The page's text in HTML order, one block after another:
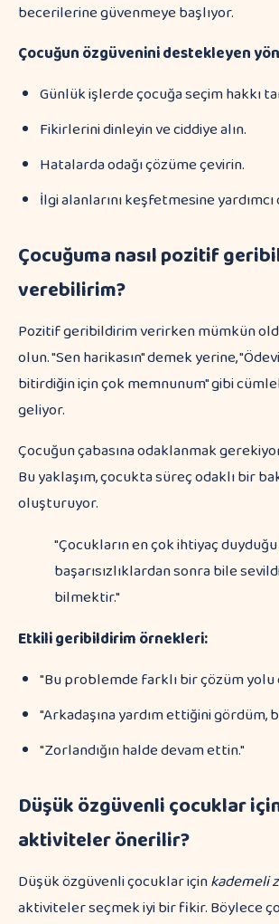
becerilerine güvenmeye başlıyor.
Çocuğun özgüvenini destekleyen
Günlük işlerde çocuğa seçim hakkı
Fikirlerini dinleyin ve ciddiye alın.
Hatalarda odağı çözüme çevirin.
İlgi alanlarını keşfetmesine yardımcı
Çocuğuma nasıl pozitif
verebilirim?
Pozitif geribildirim verirken mümkün
olun. "Sen harikasın" demek yerine,
bitirdiğin için çok memnunum" gibi
geliyor.
Çocuğun çabasına odaklanmak
Bu yaklaşım, çocukta süreç odaklı bir
oluşturuyor.
"Çocukların en çok ihtiyaç duyduğu
başarısızlıklardan sonra bile
bilmektir."
Etkili geribildirim örnekleri:
"Bu problemde farklı bir çözüm yolu
"Arkadaşına yardım ettiğini gördüm,
"Zorlandığın halde devam ettin."
Düşük özgüvenli çocuklar
aktiviteler önerilir?
Düşük özgüvenli çocuklar içinkademeli
aktiviteler seçmek iyi bir fikir. Böylece